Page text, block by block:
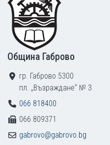
Община Габрово
гр. Габрово 5300
пл. „Възраждане“ № 3
066 818400
066 809371
gabrovo@gabrovo.bg